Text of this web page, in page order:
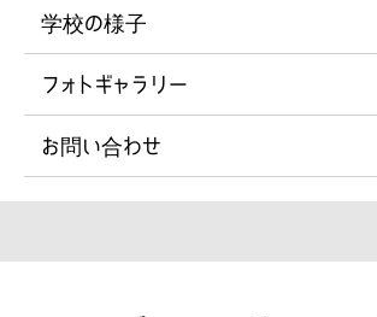
学校の様子
フォトギャラリー
お問い合わせ